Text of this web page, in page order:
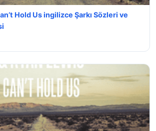
Hold Us ingilizce Şarkı Sözleri ve